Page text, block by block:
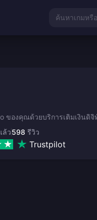
ค้นหาเกมหรื
ของคุณด้วยบริการเติมเงินดิ
598 รีวิว
ล้ว
Trustpilot